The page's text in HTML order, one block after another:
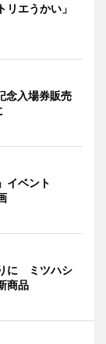
リエうかい」
念入場券販売
イベント
に ミツハシ
商品